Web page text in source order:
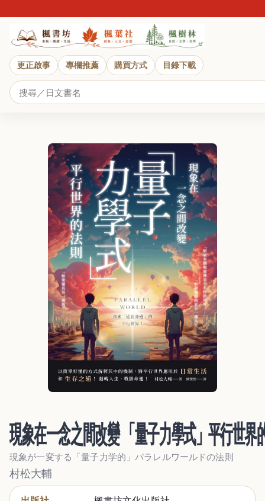
更正啟事 專欄推薦 購買方式 目錄下載
現象在一念之間改變 「量子力學式」平行世界
現象が一変する「量子力学的」パラレルワールドの法則
村松大輔